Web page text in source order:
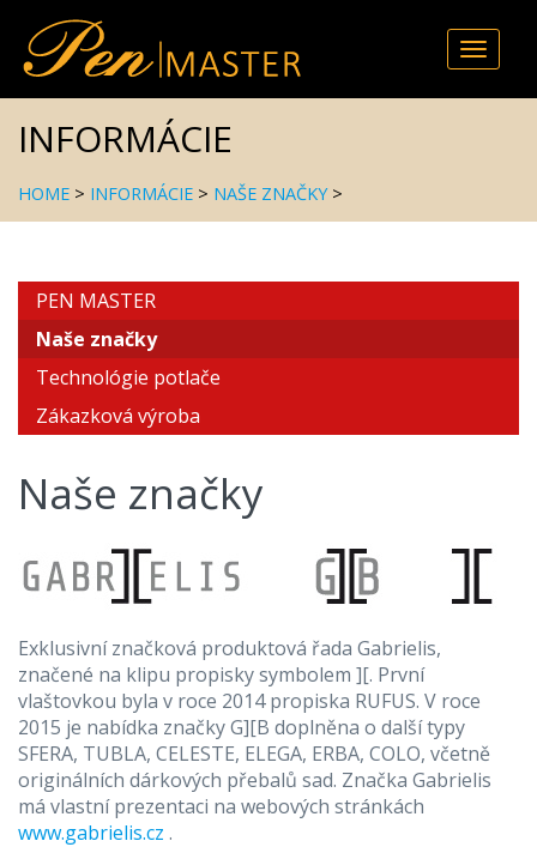
Toggle
INFORMÁCIE
HOME > INFORMÁCIE > NAŠE ZNAČKY>
PEN MASTER
Naše značky
Technológie potlače
Zákazková výroba
Naše značky
Exklusivní značková produktová řada Gabrielis,
značené na klipu propisky symbolem ][. První
vlaštovkou byla v roce 2014 propiska RUFUS. V roce
2015 je nabídka značky G][B doplněna o další typy
SFERA, TUBLA, CELESTE, ELEGA, ERBA, COLO, včetně
originálních dárkových přebalů sad. Značka Gabrielis
má vlastní prezentaci na webových stránkách
www.gabrielis.cz .